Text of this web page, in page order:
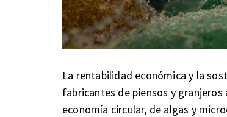
La rentabilidad económica y la
fabricantes de piensos y
economía circular, de algas y